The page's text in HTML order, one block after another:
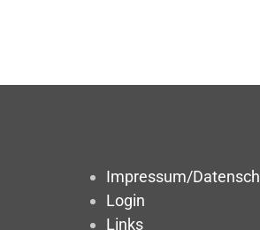
Impressum/
Login
Links